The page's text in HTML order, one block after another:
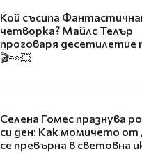
Кой съсипа
четворка? Майлс Телър
проговаря десетилетие
🎬👀💥
Селена Гомес празнува
си ден: Как момичето от
се превърна в световна